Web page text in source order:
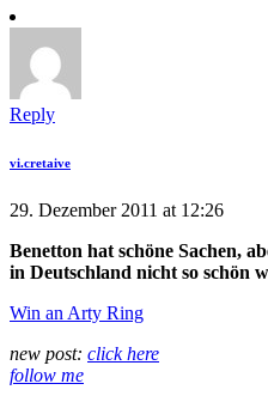
Reply
vi.cretaive
29. Dezember 2011 at 12:26
Benetton hat schöne Sachen,
in Deutschland nicht so schön
Win an Arty Ring
new post: click here
follow me